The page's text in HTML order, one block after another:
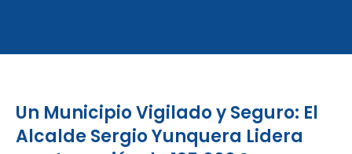
Un Municipio Vigilado y Seguro: El
Alcalde Sergio Yunquera Lidera